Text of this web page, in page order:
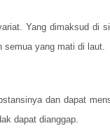
Yang dimaksud di
semua yang mati di laut.
dan dapat
dapat dianggap.